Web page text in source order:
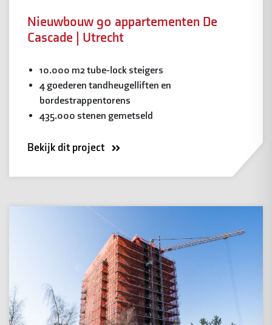
Nieuwbouw 90 appartementen De
Cascade | Utrecht
10.000 m2 tube-lock steigers
4 goederen tandheugelliften en
bordestrappentorens
435.000 stenen gemetseld
Bekijk dit project